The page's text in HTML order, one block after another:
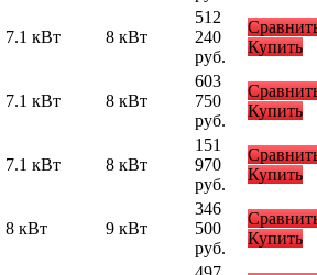
7.1 кВт 8 кВт
512
240
руб.
Купить
7.1 кВт 8 кВт
603
750
руб.
Купить
7.1 кВт 8 кВт
151
970
руб.
Купить
8 кВт 9 кВт
346
500
руб.
Купить